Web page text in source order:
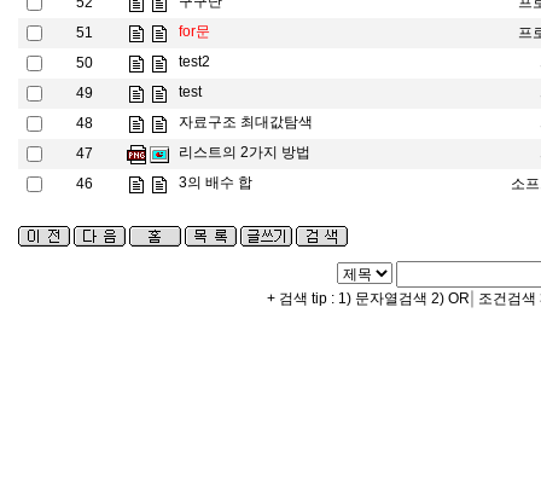
51
for문
프
50
test2
49
test
48
자료구조 최대값탐색
47
리스트의 2가지 방법
46
3의 배수 합 소
+ 검색 tip : 1) 문자열검색 2) OR| 조건검색